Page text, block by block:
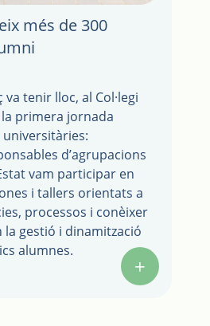
més de 300
va tenir lloc, al Col·legi
primera jornada
universitàries:
d’agrupacions
vam participar en
i tallers orientats a
processos i conèixer
gestió i dinamització
alumnes.
+